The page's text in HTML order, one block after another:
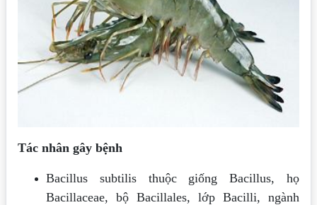
Tác nhân gây bệnh
Bacillus subtilis thuộc giống Bacillus, họ
Bacillaceae, bộ Bacillales, lớp Bacilli, ngành